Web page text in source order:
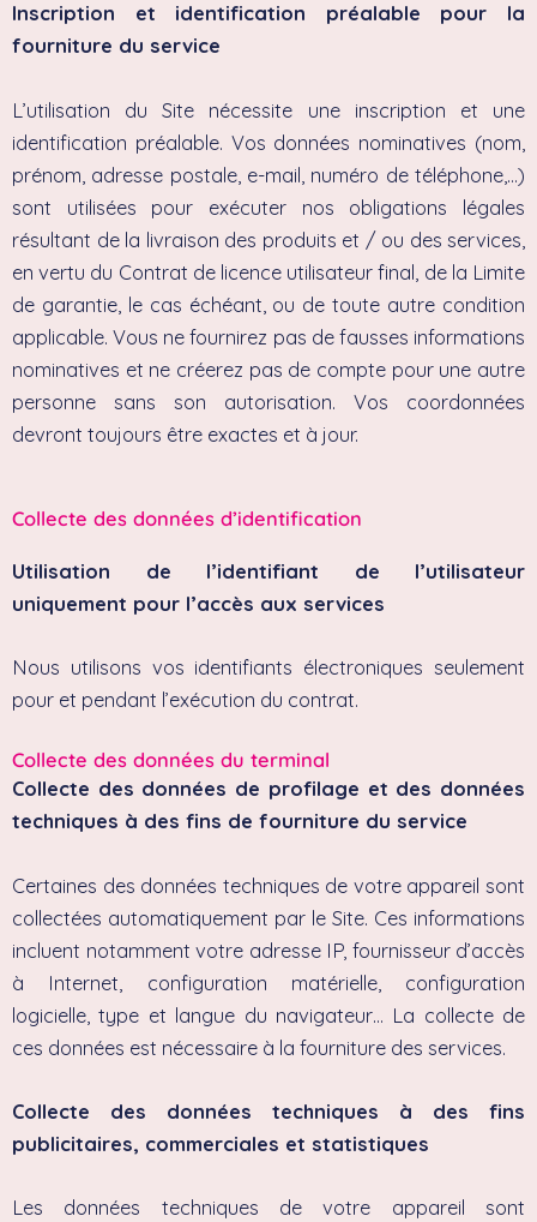
Inscription et identification préalable pour la
fourniture du service
L’utilisation du Site nécessite une inscription et une
identification préalable. Vos données nominatives (nom,
prénom, adresse postale, e-mail, numéro de téléphone,…)
sont utilisées pour exécuter nos obligations légales
résultant de la livraison des produits et / ou des services,
en vertu du Contrat de licence utilisateur final, de la Limite
de garantie, le cas échéant, ou de toute autre condition
applicable. Vous ne fournirez pas de fausses informations
nominatives et ne créerez pas de compte pour une autre
personne sans son autorisation. Vos coordonnées
devront toujours être exactes et à jour.
Collecte des données d’identification
Utilisation de l’identifiant de l’utilisateur
uniquement pour l’accès aux services
Nous utilisons vos identifiants électroniques seulement
pour et pendant l’exécution du contrat.
Collecte des données du terminal
Collecte des données de profilage et des données
techniques à des fins de fourniture du service
Certaines des données techniques de votre appareil sont
collectées automatiquement par le Site. Ces informations
incluent notamment votre adresse IP, fournisseur d’accès
à Internet, configuration matérielle, configuration
logicielle, type et langue du navigateur… La collecte de
ces données est nécessaire à la fourniture des services.
Collecte des données techniques à des fins
publicitaires, commerciales et statistiques
Les données techniques de votre appareil sont